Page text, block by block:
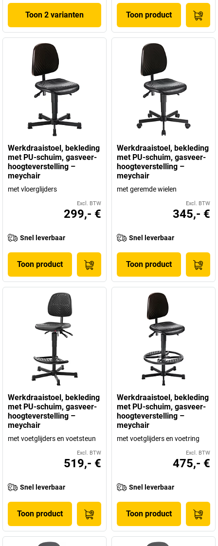
Toon 2 varianten Toon product
Werkdraaistoel, bekleding
met PU-schuim, gasveer-
hoogteverstelling –
meychair
met vloerglijders
Excl. BTW
299,- €
Snel leverbaar
Toon product
Werkdraaistoel, bekleding
met PU-schuim, gasveer-
hoogteverstelling –
meychair
met geremde wielen
Excl. BTW
345,- €
Snel leverbaar
Toon product
Werkdraaistoel, bekleding
met PU-schuim, gasveer-
hoogteverstelling –
meychair
met voetglijders en voetsteun
Excl. BTW
519,- €
Snel leverbaar
Toon product
Werkdraaistoel, bekleding
met PU-schuim, gasveer-
hoogteverstelling –
meychair
met voetglijders en voetring
Excl. BTW
475,- €
Snel leverbaar
Toon product